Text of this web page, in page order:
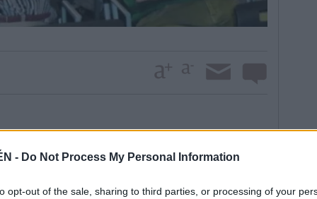
- Do Not Process My Personal Information
opt-out of the sale, sharing to third parties, or processing of your
Urbana II, debe estar terminada para el
aclaró Hinojosa, es “matar dos pájaros de un
al lugar, ahora degradado, y, por otro, se
en los pisos contiguos a las dos pistas actuales.